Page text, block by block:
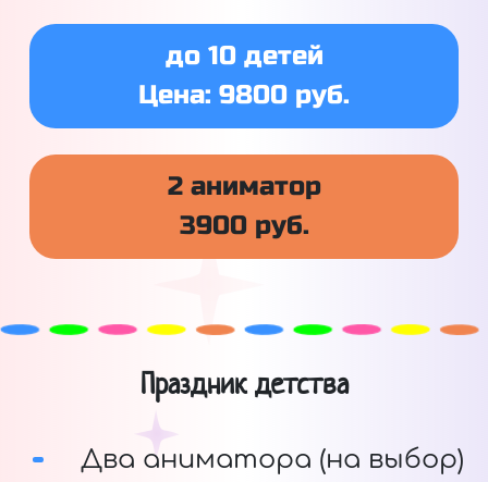
до 10 детей
Цена: 9800 руб.
2 аниматор
3900 руб.
Праздник детства
Два аниматора (на выбор)